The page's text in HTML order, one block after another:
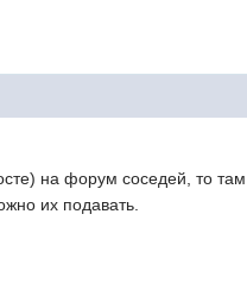
на форум соседей, то
их подавать.